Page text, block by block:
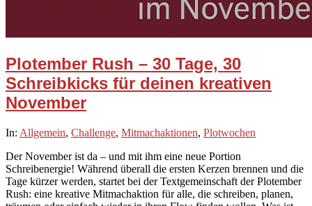
Plotember Rush – 30 Tage, 30
Schreibkicks für deinen kreativen
November
2025-
01
In: Allgemein, Challenge, Mitmachaktionen, Plotwochen
Der November ist da – und mit ihm eine neue Portion
Schreibenergie! Während überall die ersten Kerzen brennen und die
Tage kürzer werden, startet bei der Textgemeinschaft der Plotember
Rush: eine kreative Mitmachaktion für alle, die schreiben, planen,